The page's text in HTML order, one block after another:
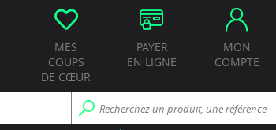
MES
COUPS
DE CŒUR
PAYER
EN LIGNE
MON
COMPTE